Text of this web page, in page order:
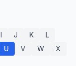
I J K
L
U V W
X